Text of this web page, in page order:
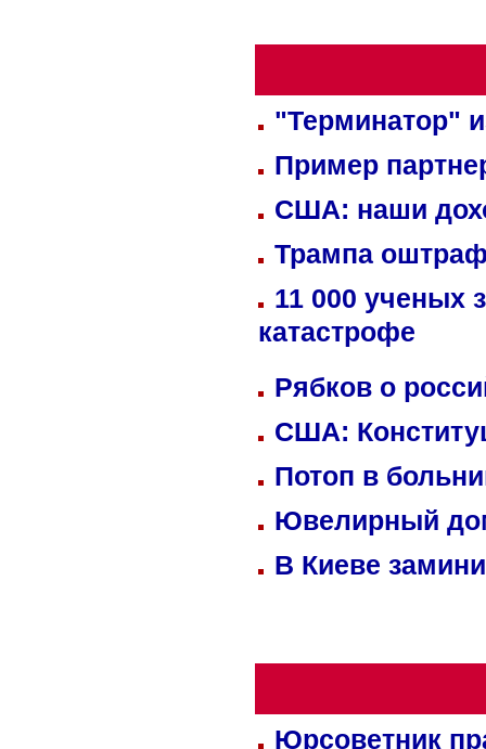
"Терминатор"
Пример
США: наши
Трампа
11 000 ученых
катастрофе
Рябков о
США:
Потоп в
Ювелирный
В Киеве
Юрсоветник